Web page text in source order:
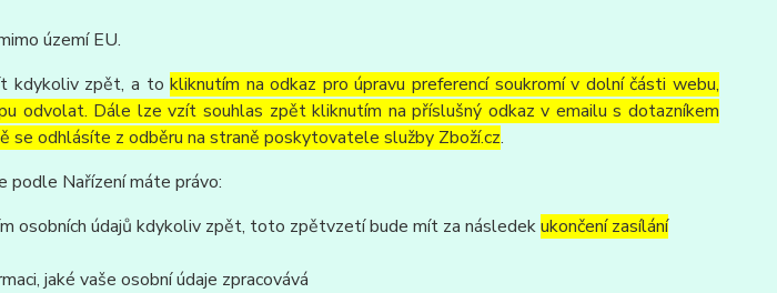
území EU.
kdykoliv zpět, a tokliknutím na odkaz pro úpravu preferencí soukromí v dolní části webu,
odvolat. Dále lze vzít souhlas zpět kliknutím na příslušný odkaz v emailu s dotazníkem
se odhlásíte z odběru na straně poskytovatele služby Zboží.cz.
podle Nařízení máte právo:
osobních údajů kdykoliv zpět, toto zpětvzetí bude mít za následekukončení zasílání
jaké vaše osobní údaje zpracovává